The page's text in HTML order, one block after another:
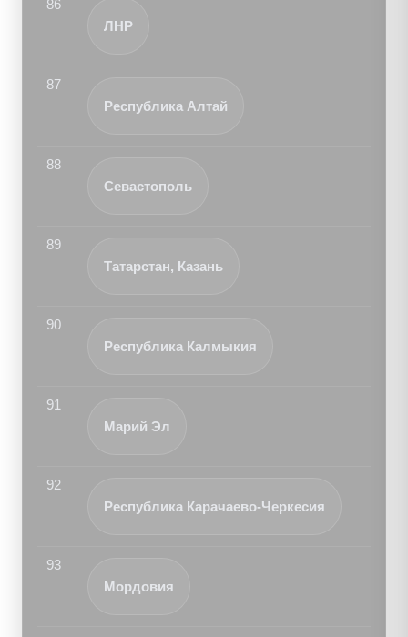
86
ЛНР
87
Республика Алтай
88
Севастополь
89
Татарстан, Казань
90
Республика Калмыкия
91
Марий Эл
92
Республика Карачаево-Черкесия
93
Мордовия